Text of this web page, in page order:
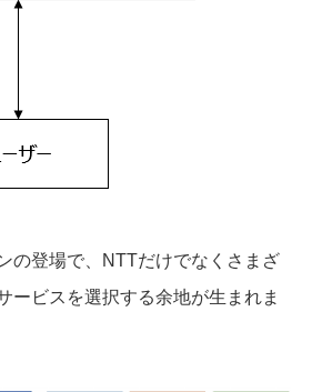
の登場で、NTTだけでなくさまざ
ービスを選択する余地が生まれま